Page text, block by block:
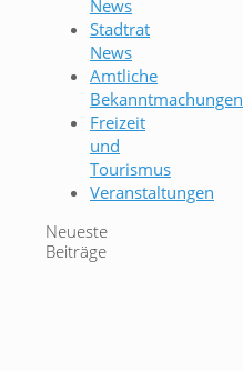
News
Stadtrat
News
Amtliche
Bekanntmachungen
Freizeit
und
Tourismus
Veranstaltungen
Neueste
Beiträge